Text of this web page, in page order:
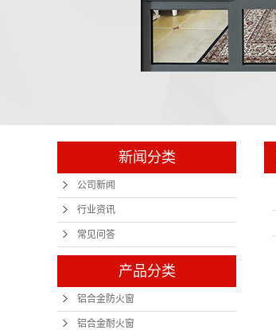
新闻分类
公司新闻
行业资讯
常见问答
产品分类
铝合金防火窗
铝合金耐火窗